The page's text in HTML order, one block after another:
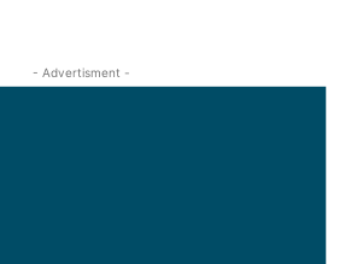
- Advertisment -